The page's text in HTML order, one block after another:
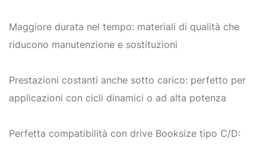
Maggiore durata nel tempo: materiali di qualità che
riducono manutenzione e sostituzioni
Prestazioni costanti anche sotto carico: perfetto per
applicazioni con cicli dinamici o ad alta potenza
Perfetta compatibilità con drive Booksize tipo C/D: